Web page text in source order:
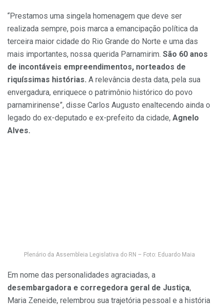
“Prestamos uma singela homenagem que deve ser
realizada sempre, pois marca a emancipação política da
terceira maior cidade do Rio Grande do Norte e uma das
mais importantes, nossa querida Parnamirim. São 60 anos
de incontáveis empreendimentos, norteados de
riquíssimas histórias. A relevância desta data, pela sua
envergadura, enriquece o patrimônio histórico do povo
parnamirinense”, disse Carlos Augusto enaltecendo ainda o
legado do ex-deputado e ex-prefeito da cidade, Agnelo
Alves.
Plenário da Assembleia Legislativa do RN – Foto: Eduardo Maia
Em nome das personalidades agraciadas, a
desembargadora e corregedora geral de Justiça,
Maria Zeneide, relembrou sua trajetória pessoal e a história